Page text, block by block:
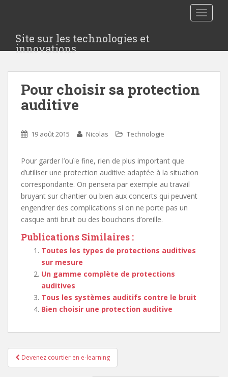
t
Site sur les technologies et
innovations
Pour choisir sa protection
auditive
19 août 2015 Nicolas Technologie
Pour garder l’ouïe fine, rien de plus important que
d’utiliser une protection auditive adaptée à la situation
correspondante. On pensera par exemple au travail
bruyant sur chantier ou bien aux concerts qui peuvent
engendrer des complications si on ne porte pas un
casque anti bruit ou des bouchons d’oreille.
Publications Similaires :
Toutes les types de protections auditives
sur mesure
Un gamme complète de protections
auditives
Tous les systèmes auditifs contre le bruit
Bien choisir une protection auditive
Navigation
de
Devenez courtier en e-learning